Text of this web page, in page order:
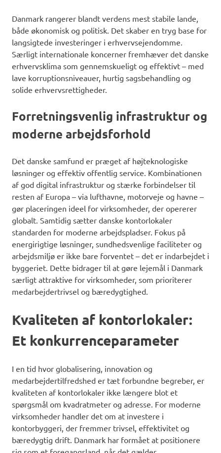
Danmark rangerer blandt verdens mest stabile lande,
både økonomisk og politisk. Det skaber en tryg base for
langsigtede investeringer i erhvervsejendomme.
Særligt internationale koncerner fremhæver det danske
erhvervsklima som gennemskueligt og effektivt – med
lave korruptionsniveauer, hurtig sagsbehandling og
solide erhvervsrettigheder.
Forretningsvenlig infrastruktur og
moderne arbejdsforhold
Det danske samfund er præget af højteknologiske
løsninger og effektiv offentlig service. Kombinationen
af god digital infrastruktur og stærke forbindelser til
resten af Europa – via lufthavne, motorveje og havne –
gør placeringen ideel for virksomheder, der opererer
globalt. Samtidig sætter danske kontorlokaler
standarden for moderne arbejdspladser. Fokus på
energirigtige løsninger, sundhedsvenlige faciliteter og
arbejdsmiljø er ikke bare forventet – det er indarbejdet i
byggeriet. Dette bidrager til at gøre lejemål i Danmark
særligt attraktive for virksomheder, som prioriterer
medarbejdertrivsel og bæredygtighed.
Kvaliteten af kontorlokaler:
Et konkurrenceparameter
I en tid hvor globalisering, innovation og
medarbejdertilfredshed er tæt forbundne begreber, er
kvaliteten af kontorlokaler ikke længere blot et
spørgsmål om kvadratmeter og adresse. For moderne
virksomheder handler det om at investere i
kontorbyggeri, der fremmer trivsel, effektivitet og
bæredygtig drift. Danmark har formået at positionere